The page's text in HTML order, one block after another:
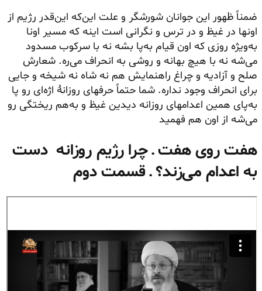
ضمناً ظهور این جوانان شورشگر و علت این‌که این‌قدر رژیم از
اونها در غیظ و در ترس و نگرانی است اینه که مسیر اونا
به‌ویژه روزی که اون قیام به‌پا بشه نه با سرکوب مسدود
می‌شه نه با هیچ بهانه و روشی به انحراف می‌ره. شعارش
صلح و آزادیه و چراغ راهنمایش هم نه شاه نه شیخه و جایی
برای انحراف وجود نداره. شما حتماً حرفهای روزانهٔ اژه‌ای رو پا
به‌پای همین اعدامهای روزانه دیدین غیظ و به‌هم ریختگی رو
می‌شه از اون هم فهمید
هفت روی هفت ـ چرا رژیم روزانه دست
به اعدام‌ می‌زند؟ ـ قسمت دوم